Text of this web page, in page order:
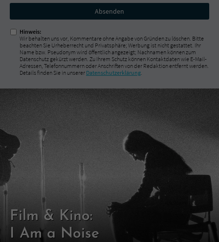
Nicht
ausfüllen!
Hinweis:
Wir behalten uns vor, Kommentare ohne Angabe von Gründen zu löschen. Bitte
beachten Sie Urheberrecht und Privatsphäre; Werbung ist nicht gestattet. Ihr
Name bzw. Pseudonym wird öffentlich angezeigt; Nachnamen können zum
Datenschutz gekürzt werden. Zu Ihrem Schutz können Kontaktdaten wie E-Mail-
Adressen, Telefonnummern oder Anschriften von der Redaktion entfernt werden.
Details finden Sie in unserer Datenschutzerklärung
Film & Kino:
I Am a Noise